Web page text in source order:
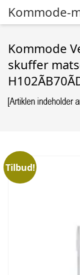
Kommode-
Kommode
skuffer
Tilbud!